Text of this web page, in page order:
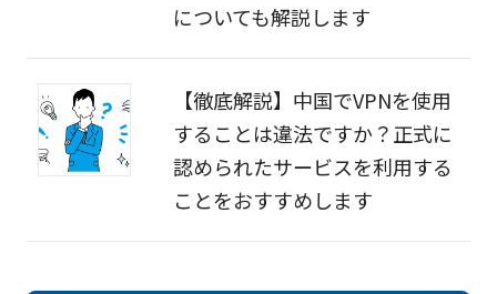
についても解説します
【徹底解説】中国でVPNを使用
することは違法ですか？正式に
認められたサービスを利用する
ことをおすすめします